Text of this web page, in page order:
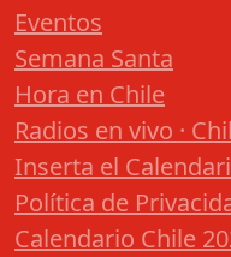
Eventos
Semana Santa
Hora en Chile
Radios en vivo ·
Inserta el
Política de
Calendario Chile